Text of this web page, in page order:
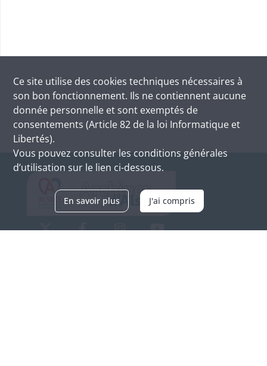
Ce site utilise des cookies techniques nécessaires à
son bon fonctionnement. Ils ne contiennent aucune
donnée personnelle et sont exemptés de
consentements (Article 82 de la loi Informatique et
Libertés).
Vous pouvez consulter les conditions générales
d’utilisation sur le lien ci-dessous.
En savoir plus J'ai compris